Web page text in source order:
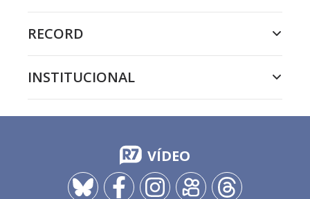
RECORD
INSTITUCIONAL
VÍDEO